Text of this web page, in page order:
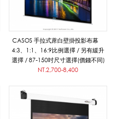
CASOS 手拉式蓆白壁掛投影布幕
4:3、1:1、16:9比例選擇 / 另有緩升
選擇 / 87-150吋尺寸選擇(價錢不同)
NT.2,700-8,400